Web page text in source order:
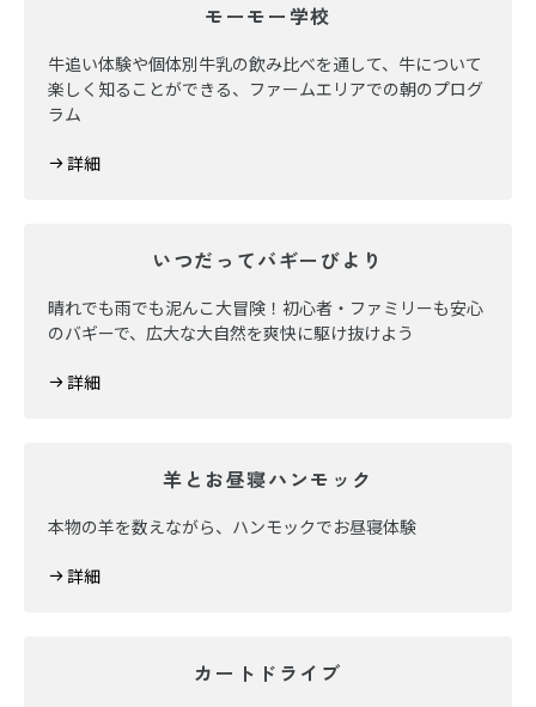
モーモー学校
牛追い体験や個体別牛乳の飲み比べを通して、牛について
楽しく知ることができる、ファームエリアでの朝のプログ
ラム
詳細
いつだってバギーびより
晴れでも雨でも泥んこ大冒険！初心者・ファミリーも安心
のバギーで、広大な大自然を爽快に駆け抜けよう
詳細
羊とお昼寝ハンモック
本物の羊を数えながら、ハンモックでお昼寝体験
詳細
カートドライブ